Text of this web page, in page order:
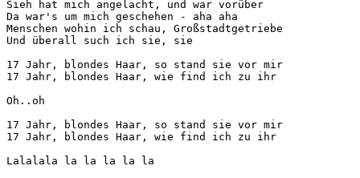
Sieh hat mich angelacht, und war vorüber
Da war's um mich geschehen - aha aha
Menschen wohin ich schau, Großstadtgetriebe
Und überall such ich sie, sie
17 Jahr, blondes Haar, so stand sie vor mir
17 Jahr, blondes Haar, wie find ich zu ihr
Oh..oh
17 Jahr, blondes Haar, so stand sie vor mir
17 Jahr, blondes Haar, wie find ich zu ihr
Lalalala la la la la la